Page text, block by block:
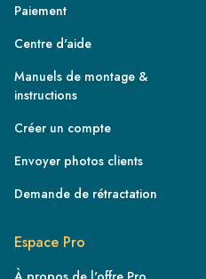
Paiement
Centre d'aide
Manuels de montage &
instructions
Créer un compte
Envoyer photos clients
Demande de rétractation
Espace Pro